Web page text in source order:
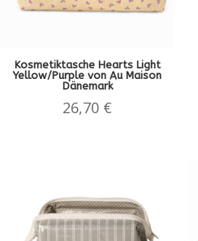
Kosmetiktasche Hearts Light
Yellow/Purple von Au Maison
Dänemark
26,70 €